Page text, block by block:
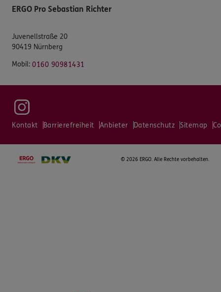
ERGO Pro Sebastian Richter
Juvenellstraße 20
90419 Nürnberg
Mobil: 0160 90981431
Kontakt Barrierefreiheit Anbieter Datenschutz Sitemap
© 2026 ERGO. Alle Rechte vorbehalten.